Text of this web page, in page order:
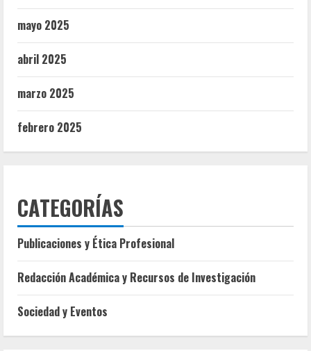
mayo 2025
abril 2025
marzo 2025
febrero 2025
CATEGORÍAS
Publicaciones y Ética Profesional
Redacción Académica y Recursos de Investigación
Sociedad y Eventos